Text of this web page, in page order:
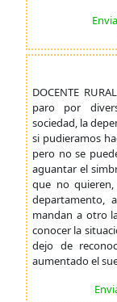
DOCENTE
paro por
sociedad, la
si pudieramos
pero no se
aguantar el
que no
departamento,
mandan a otro
conocer la
dejo de
aumentado el